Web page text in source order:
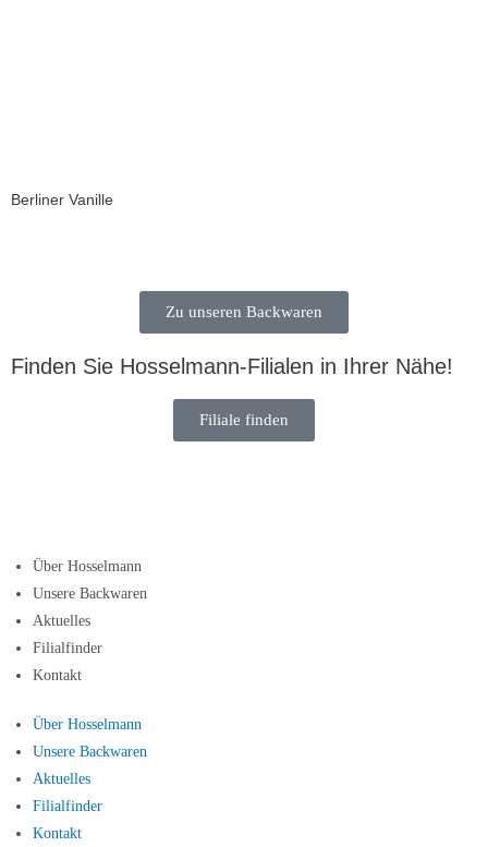
Berliner Vanille
Zu unseren Backwaren
Finden Sie Hosselmann-Filialen in Ihrer Nähe!
Filiale finden
Über Hosselmann
Unsere Backwaren
Aktuelles
Filialfinder
Kontakt
Über Hosselmann
Unsere Backwaren
Aktuelles
Filialfinder
Kontakt